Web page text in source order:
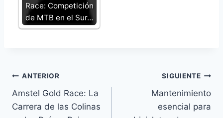
Race: Competición
de MTB en el Sur…
Navegación
de
ANTERIOR
Amstel Gold Race: La
Carrera de las Colinas
SIGUIENTE
Mantenimiento
esencial para